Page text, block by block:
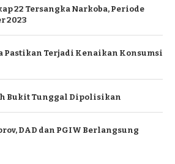
22 Tersangka Narkoba, Periode
2023
Pastikan Terjadi Kenaikan Konsumsi
Bukit Tunggal Dipolisikan
DAD dan PGIW Berlangsung